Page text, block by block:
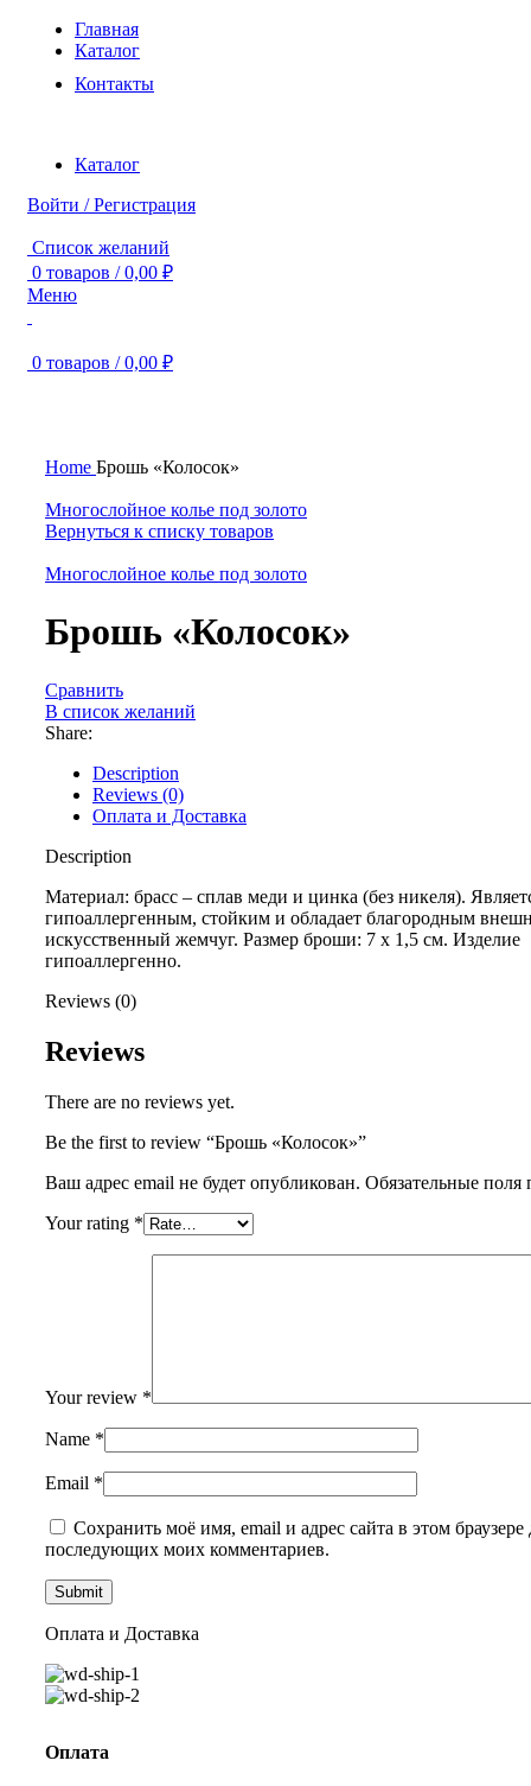
Главная
Каталог
Контакты
Каталог
Войти / Регистрация
Список желаний
0 товаров / 0,00 ₽
Меню
0 товаров / 0,00 ₽
Home Брошь «Колосок»
Многослойное колье под золото
Вернуться к списку товаров
Многослойное колье под золото
Брошь «Колосок»
Сравнить
В список желаний
Share:
Description
Reviews (0)
Оплата и Доставка
Description
Материал: брасс – сплав меди и цинка (без никеля).
гипоаллергенным, стойким и обладает благородным
искусственный жемчуг. Размер броши: 7 x 1,5 см. Изделие
гипоаллергенно.
Reviews (0)
Reviews
There are no reviews yet.
Be the first to review “Брошь «Колосок»”
Ваш адрес email не будет опубликован. Обязательные
Your rating *
Your review *
Name *
Email *
Сохранить моё имя, email и адрес сайта в этом браузере
последующих моих комментариев.
Оплата и Доставка
Оплата